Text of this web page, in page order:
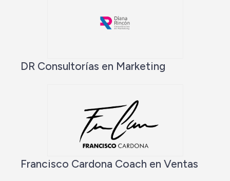
DR Consultorías en Marketing
Francisco Cardona Coach en Ventas